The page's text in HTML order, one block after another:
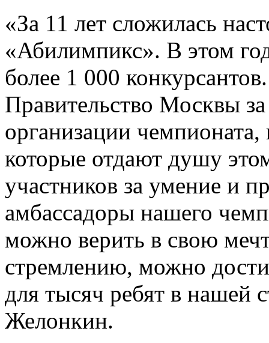
«За 11 лет сложилась
«Абилимпикс». В этом
более 1 000
Правительство Москвы
организации чемпионата,
которые отдают душу
участников за умение и
амбассадоры нашего
можно верить в свою
стремлению, можно
для тысяч ребят в нашей
Желонкин.